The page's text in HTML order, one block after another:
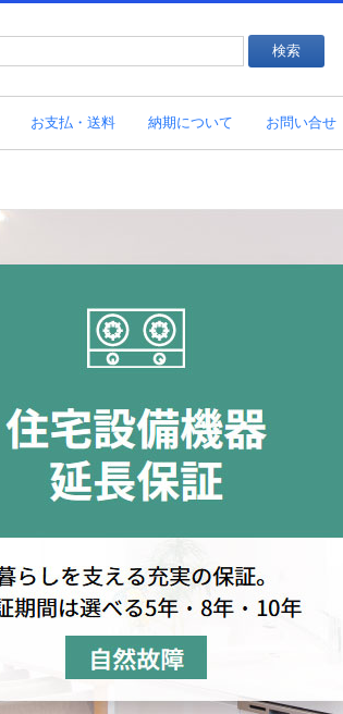
お支払・送料 納期について お問い合せ